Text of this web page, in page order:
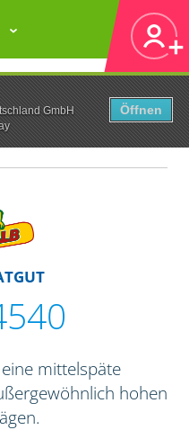
GmbH
Öffnen
mittelspäte
hohen